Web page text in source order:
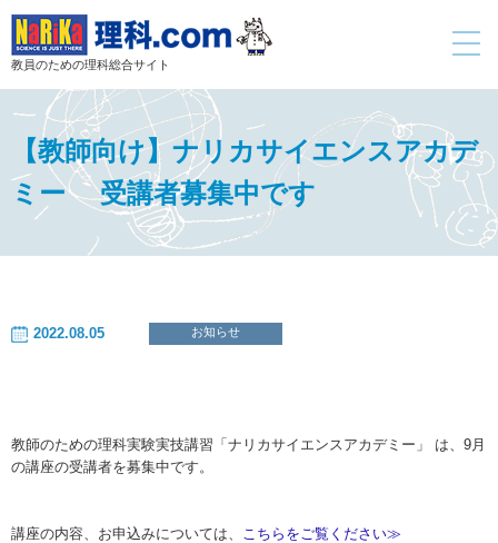
教員のための理科総合サイト
toggle
【教師向け】ナリカサイエンスアカデ
ミー 受講者募集中です
2022.08.05 お知らせ
教師のための理科実験実技講習「ナリカサイエンスアカデミー」 は、9月
の講座の受講者を募集中です。
講座の内容、お申込みについては、 こちらをご覧ください≫